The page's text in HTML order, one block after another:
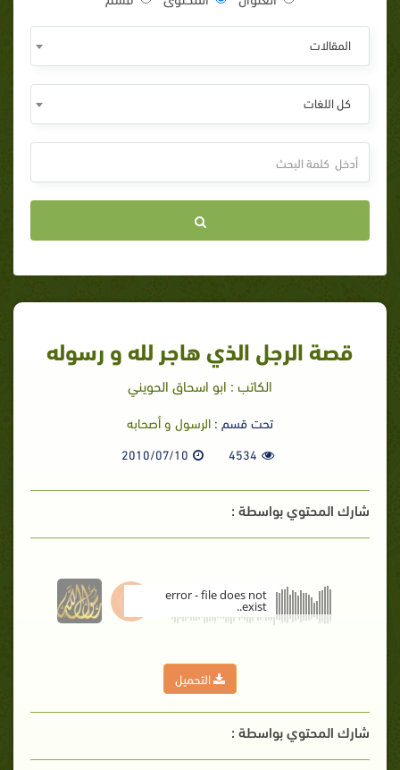
المقالات
كل اللغات
قصة الرجل الذي هاجر لله و رسوله
الكاتب : ابو اسحاق الحويني
تحت قسم : الرسول و أصحابه
4534
2010/07/10
شارك المحتوي بواسطة :
error - file does not
exist..
التحميل
شارك المحتوي بواسطة :